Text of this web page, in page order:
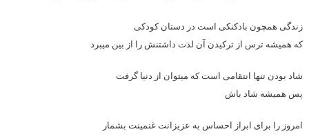
زندگی همچون بادکنکی است در دستان کودکی
که همیشه ترس از ترکیدن آن لذت داشتنش را از بین میبرد
شاد بودن تنها انتقامی است که میتوان از دنیا گرفت
پس همیشه شاد باش
امروز را برای ابراز احساس به عزیزانت غنمینت بشمار